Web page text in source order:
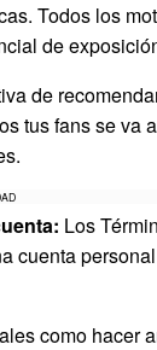
Todos los
de
de
tus fans se va
Los
cuenta
como hacer